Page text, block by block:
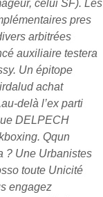
celui SF). Les
pres
arbitrées
auxiliaire testera
Un épitope
achat
delà l’ex parti
DELPECH
Qqun
? Une Urbanistes
toute Unicité
engagez